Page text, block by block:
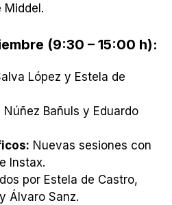
Middel.
(9:30 – 15:00 h):
López y Estela de
Núñez Bañuls y Eduardo
Nuevas sesiones con
Instax.
por Estela de Castro,
Álvaro Sanz.